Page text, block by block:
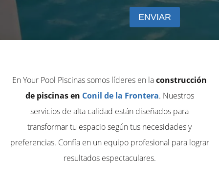
En Your Pool Piscinas somos líderes en laconstrucción
de piscinas en Conil de la Frontera. Nuestros
servicios de alta calidad están diseñados para
transformar tu espacio según tus necesidades y
preferencias. Confía en un equipo profesional para lograr
resultados espectaculares.